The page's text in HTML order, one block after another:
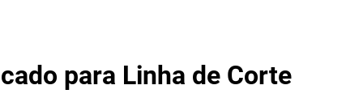
para Linha de Corte